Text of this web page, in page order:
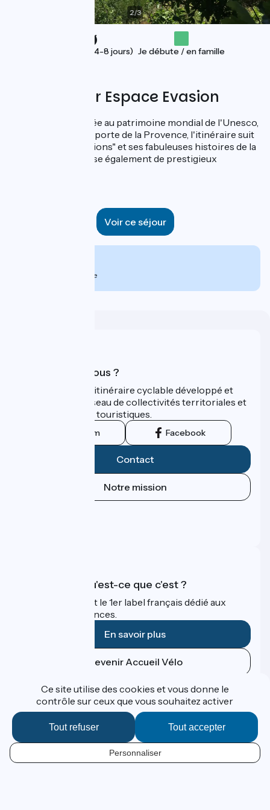
FR
2/3
Vacances (4-8 jours) Je débute / en famille
Proposé par Espace Evasion
De Lyon, ville classée au patrimoine mondial de l'Unesco,
jusqu'à Montélimar porte de la Provence, l'itinéraire suit
"la voie des civilisations" et ses fabuleuses histoires de la
navigation. Il traverse également de prestigieux
Voir ce séjour
par personne
Qui sommes-nous ?
ViaRhôna est un itinéraire cyclable développé et
promu par un réseau de collectivités territoriales et
leurs institutions touristiques.
Instagram Facebook
Contact
Notre mission
Accueil Vélo qu'est-ce que c'est ?
Accueil Vélo c'est le 1er label français dédié aux
cyclistes en vacances.
En savoir plus
Devenir Accueil Vélo
Financé dans le cadre de Destination France
Contact
Données personnelles
Ce site utilise des cookies et vous donne le
contrôle sur ceux que vous souhaitez activer
Tout accepter
Tout refuser
Personnaliser